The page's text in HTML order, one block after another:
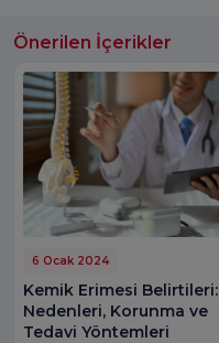
Önerilen İçerikler
6 Ocak 2024
Kemik Erimesi Belirtileri:
Nedenleri, Korunma ve
Tedavi Yöntemleri